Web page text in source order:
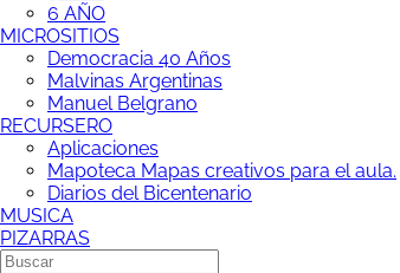
6 AÑO
MICROSITIOS
Democracia 40 Años
Malvinas Argentinas
Manuel Belgrano
RECURSERO
Aplicaciones
Mapoteca Mapas creativos para el aula.
Diarios del Bicentenario
MUSICA
PIZARRAS